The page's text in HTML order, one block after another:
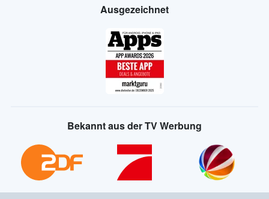
Ausgezeichnet
Bekannt aus der TV Werbung